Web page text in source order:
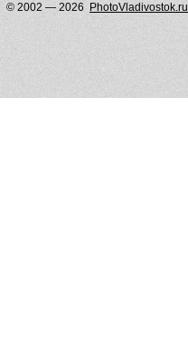
© 2002 — 2026 PhotoVladivostok.ru